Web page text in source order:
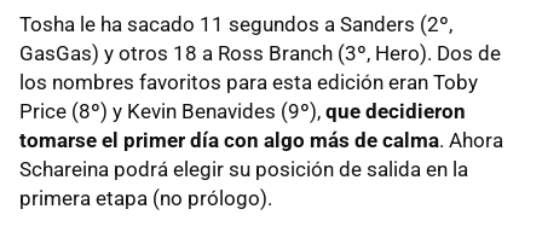
Tosha le ha sacado 11 segundos a Sanders (2º,
GasGas) y otros 18 a Ross Branch (3º, Hero). Dos de
los nombres favoritos para esta edición eran Toby
Price (8º) y Kevin Benavides (9º), que decidieron
tomarse el primer día con algo más de calma. Ahora
Schareina podrá elegir su posición de salida en la
primera etapa (no prólogo).